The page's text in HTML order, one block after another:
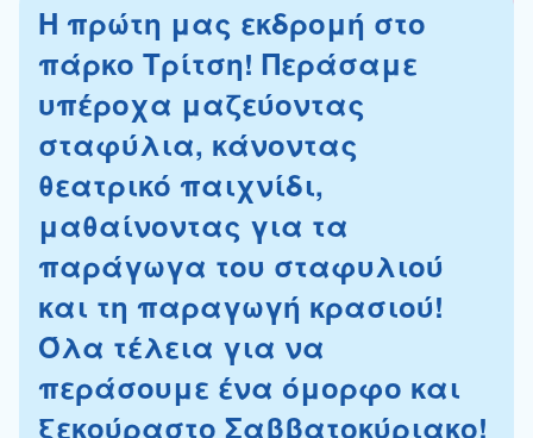
Η πρώτη μας εκδρομή στο
πάρκο Τρίτση! Περάσαμε
υπέροχα μαζεύοντας
σταφύλια, κάνοντας
θεατρικό παιχνίδι,
μαθαίνοντας για τα
παράγωγα του σταφυλιού
και τη παραγωγή κρασιού!
Όλα τέλεια για να
περάσουμε ένα όμορφο και
ξεκούραστο Σαββατοκύριακο!